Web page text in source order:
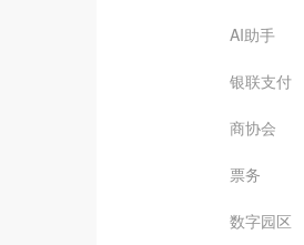
AI助手
银联支付
商协会
票务
数字园区